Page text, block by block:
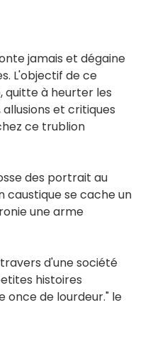
jamais et dégaine
L'objectif de ce
quitte à heurter les
et critiques
ce trublion
des portrait au
caustique se cache un
une arme
d'une société
histoires
once de lourdeur." le